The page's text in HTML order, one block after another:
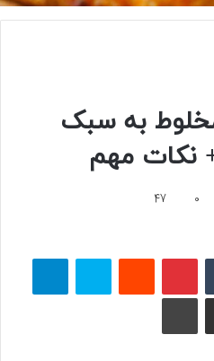
به سبک
نکات مهم
0
47
پینتریست اسکایپ
چاپ